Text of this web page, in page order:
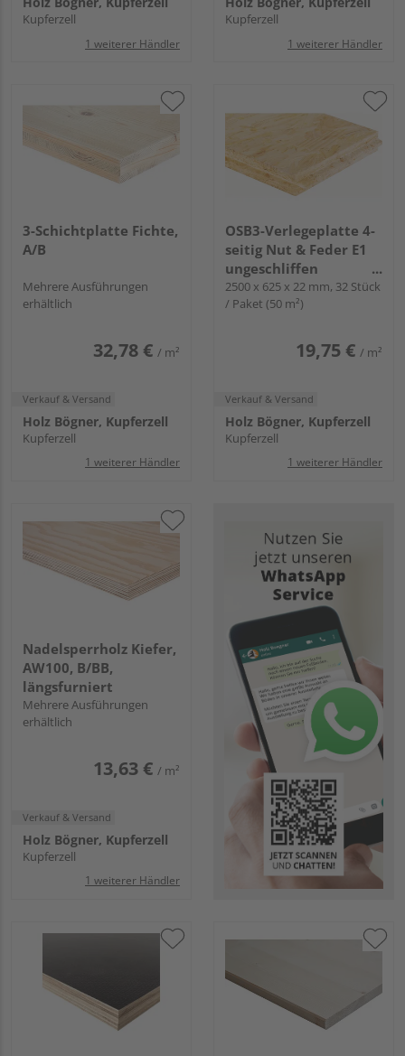
Kupferzell
1 weiterer Händler
Kupferzell
1 weiterer Händler
3-Schichtplatte Fichte,
A/B
Mehrere Ausführungen
erhältlich
32,78 € / m²
Verkauf & Versand
Holz Bögner, Kupferzell
Kupferzell
1 weiterer Händler
OSB3-Verlegeplatte 4-
seitig Nut & Feder E1
ungeschliffen
(Paketabnahme)
2500 x 625 x 22 mm, 32 Stück
/ Paket (50 m²)
19,75 € / m²
Verkauf & Versand
Holz Bögner, Kupferzell
Kupferzell
1 weiterer Händler
Nadelsperrholz Kiefer,
AW100, B/BB,
längsfurniert
Mehrere Ausführungen
erhältlich
13,63 € / m²
Verkauf & Versand
Holz Bögner, Kupferzell
Kupferzell
1 weiterer Händler